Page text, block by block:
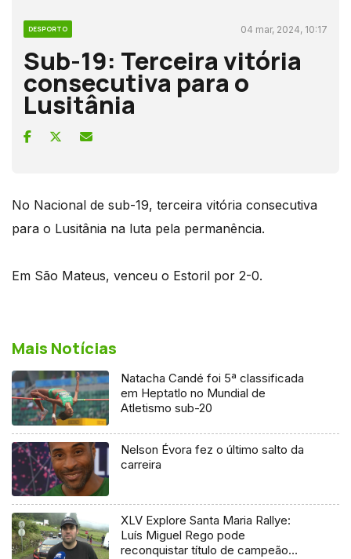
DESPORTO 04 mar, 2024, 10:17
Sub-19: Terceira vitória
consecutiva para o
Lusitânia
No Nacional de sub-19, terceira vitória consecutiva
para o Lusitânia na luta pela permanência.
Em São Mateus, venceu o Estoril por 2-0.
Mais Notícias
Natacha Candé foi 5ª classificada
em Heptatlo no Mundial de
Atletismo sub-20
Nelson Évora fez o último salto da
carreira
XLV Explore Santa Maria Rallye:
Luís Miguel Rego pode
reconquistar título de campeão